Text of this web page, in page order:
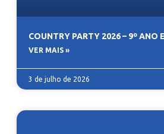
COUNTRY PARTY 2026 – 9º ANO
VER MAIS »
3 de julho de 2026